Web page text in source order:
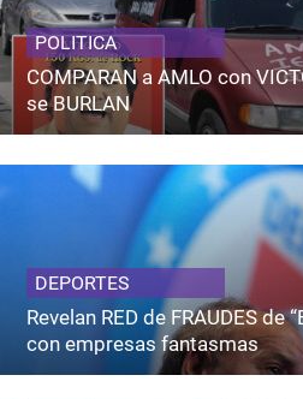
POLITICA
COMPARAN a AMLO con
se BURLAN
DEPORTES
Revelan RED de FRAUDES de
con empresas fantasmas